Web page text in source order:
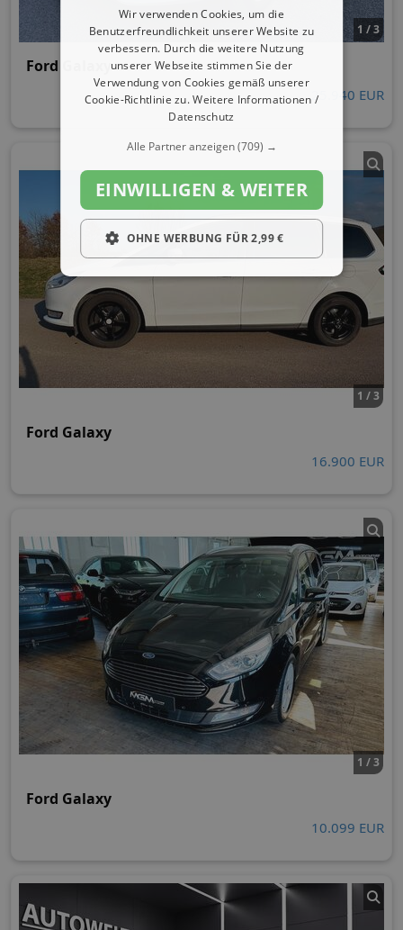
1 / 3
Ford Galaxy
25.940 EUR
1 / 3
Ford Galaxy
16.900 EUR
1 / 3
Ford Galaxy
10.099 EUR
Wir verwenden Cookies, um die
Benutzerfreundlichkeit unserer Website zu
verbessern. Durch die weitere Nutzung
unserer Webseite stimmen Sie der
Verwendung von Cookies gemäß unserer
Cookie-Richtlinie zu.Weitere Informationen /
Datenschutz
Alle Partner anzeigen(709) →
EINWILLIGEN & WEITER
OHNE WERBUNG FÜR 2,99 €